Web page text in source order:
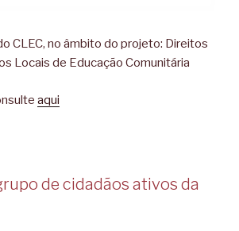
CLEC, no âmbito do projeto: Direitos
Locais de Educação Comunitária
aqui
de cidadãos ativos da